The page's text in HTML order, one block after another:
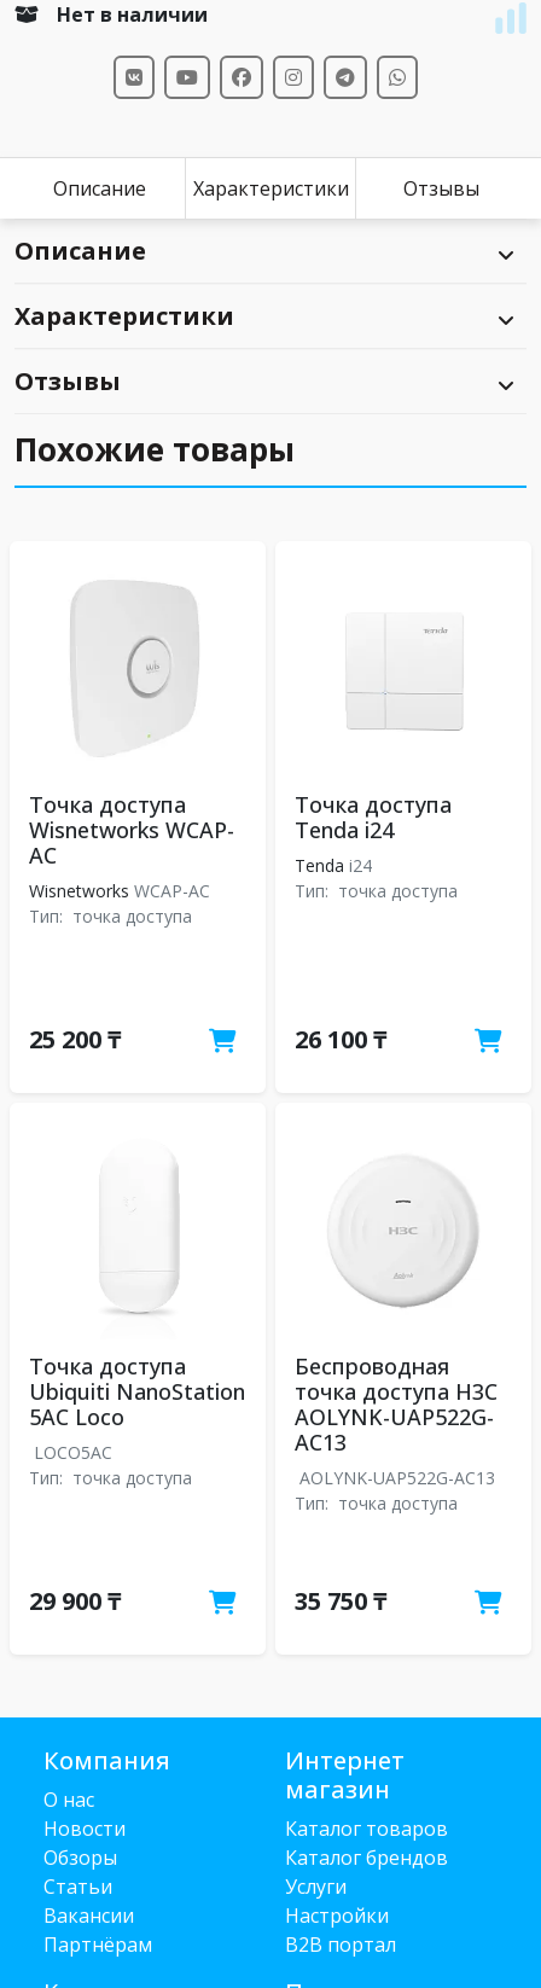
Нет в наличии
Описание Характеристики Отзывы
Описание
Характеристики
Отзывы
Похожие товары
Точка доступа
Wisnetworks WCAP-
AC
Wisnetworks WCAP-AC
Тип: точка доступа
25 200 ₸
Точка доступа
Tenda i24
Tenda i24
Тип: точка доступа
26 100 ₸
Точка доступа
Ubiquiti NanoStation
5AC Loco
LOCO5AC
Тип: точка доступа
29 900 ₸
Беспроводная
точка доступа H3C
AOLYNK-UAP522G-
AC13
AOLYNK-UAP522G-AC13
Тип: точка доступа
35 750 ₸
Компания
О нас
Новости
Обзоры
Статьи
Вакансии
Партнёрам
Интернет
магазин
Каталог товаров
Каталог брендов
Услуги
Настройки
B2B портал